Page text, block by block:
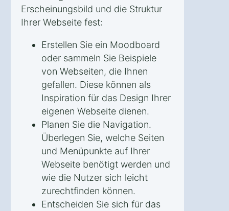
Erscheinungsbild und die Struktur
Ihrer Webseite fest:
Erstellen Sie ein Moodboard
oder sammeln Sie Beispiele
von Webseiten, die Ihnen
gefallen. Diese können als
Inspiration für das Design Ihrer
eigenen Webseite dienen.
Planen Sie die Navigation.
Überlegen Sie, welche Seiten
und Menüpunkte auf Ihrer
Webseite benötigt werden und
wie die Nutzer sich leicht
zurechtfinden können.
Entscheiden Sie sich für das